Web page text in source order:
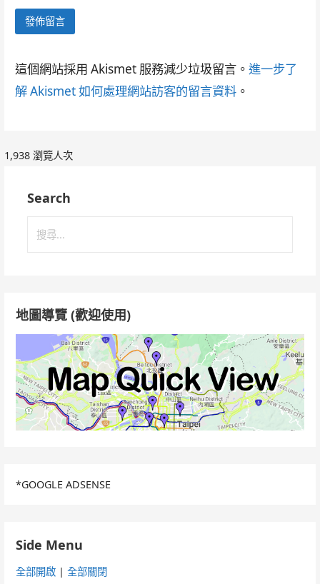
這個網站採用 Akismet 服務減少垃圾留言。 進一步了
解 Akismet 如何處理網站訪客的留言資料。
1,938 瀏覽人次
Search
地圖導覽 (歡迎使用)
*GOOGLE ADSENSE
Side Menu
全部開啟 |全部關閉